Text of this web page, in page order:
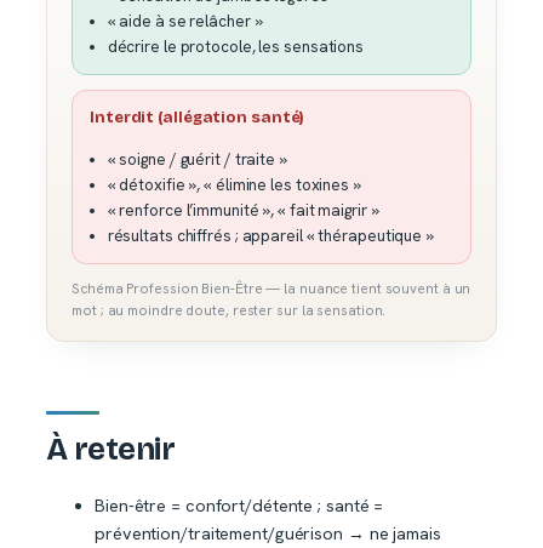
« aide à se relâcher »
décrire le protocole, les sensations
Interdit (allégation santé)
« soigne / guérit / traite »
« détoxifie », « élimine les toxines »
« renforce l’immunité », « fait maigrir »
résultats chiffrés ; appareil « thérapeutique »
Schéma Profession Bien-Être — la nuance tient souvent à un
mot ; au moindre doute, rester sur la sensation.
À retenir
Bien-être = confort/détente ; santé =
prévention/traitement/guérison → ne jamais